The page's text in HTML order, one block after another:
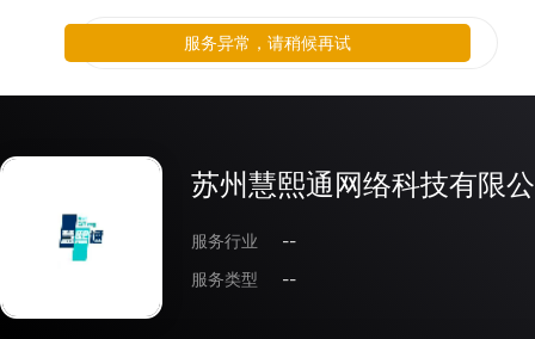
苏州慧熙通网络科技有限
服务行业
--
服务类型
--
服务异常，请稍候再试